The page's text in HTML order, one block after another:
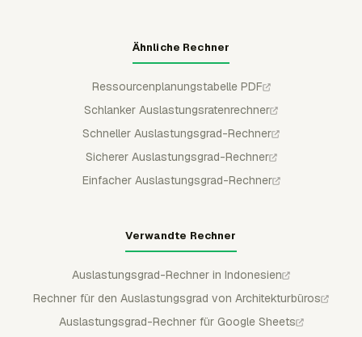
Ähnliche Rechner
Ressourcenplanungstabelle PDF
Schlanker Auslastungsratenrechner
Schneller Auslastungsgrad-Rechner
Sicherer Auslastungsgrad-Rechner
Einfacher Auslastungsgrad-Rechner
Verwandte Rechner
Auslastungsgrad-Rechner in Indonesien
Rechner für den Auslastungsgrad von Architekturbüros
Auslastungsgrad-Rechner für Google Sheets